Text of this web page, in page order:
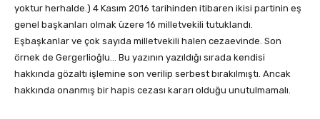
yoktur herhalde.) 4 Kasım 2016 tarihinden itibaren ikisi partinin eş
genel başkanları olmak üzere 16 milletvekili tutuklandı.
Eşbaşkanlar ve çok sayıda milletvekili halen cezaevinde. Son
örnek de Gergerlioğlu… Bu yazının yazıldığı sırada kendisi
hakkında gözaltı işlemine son verilip serbest bırakılmıştı. Ancak
hakkında onanmış bir hapis cezası kararı olduğu unutulmamalı.